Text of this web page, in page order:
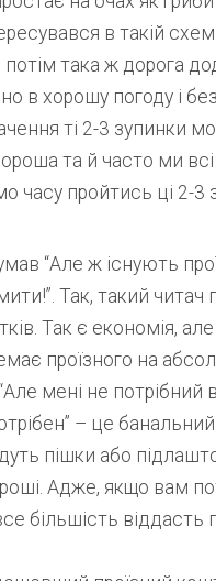
в такій
потім така ж дорога
в хорошу погоду і
ті 2-3 зупинки
та й часто ми
часу пройтись ці 2-3
“Але ж існують
Так, такий читач
Так є економія,
проїзного на
мені не потрібний
– це
пішки або
Адже, якщо вам
більшість віддасть